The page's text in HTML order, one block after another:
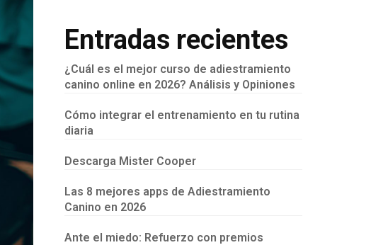
Entradas recientes
¿Cuál es el mejor curso de adiestramiento
canino online en 2026? Análisis y Opiniones
Cómo integrar el entrenamiento en tu rutina
diaria
Descarga Mister Cooper
Las 8 mejores apps de Adiestramiento
Canino en 2026
Ante el miedo: Refuerzo con premios